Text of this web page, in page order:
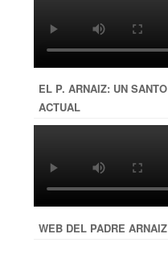
EL P. ARNAIZ: UN SANTO
ACTUAL
WEB DEL PADRE ARNAIZ